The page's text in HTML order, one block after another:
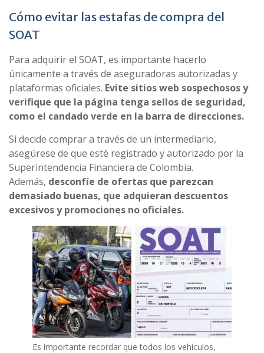
Cómo evitar las estafas de compra del
SOAT
Para adquirir el SOAT, es importante hacerlo
únicamente a través de aseguradoras autorizadas y
plataformas oficiales. Evite sitios web sospechosos y
verifique que la página tenga sellos de seguridad,
como el candado verde en la barra de direcciones.
Si decide comprar a través de un intermediario,
asegúrese de que esté registrado y autorizado por la
Superintendencia Financiera de Colombia.
Además, desconfíe de ofertas que parezcan
demasiado buenas, que adquieran descuentos
excesivos y promociones no oficiales.
Es importante recordar que todos los vehículos,